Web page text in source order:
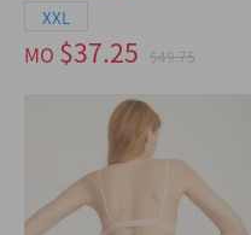
XXL
MO $37.25 $49.75